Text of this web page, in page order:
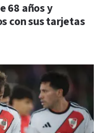
68 años y
con sus tarjetas